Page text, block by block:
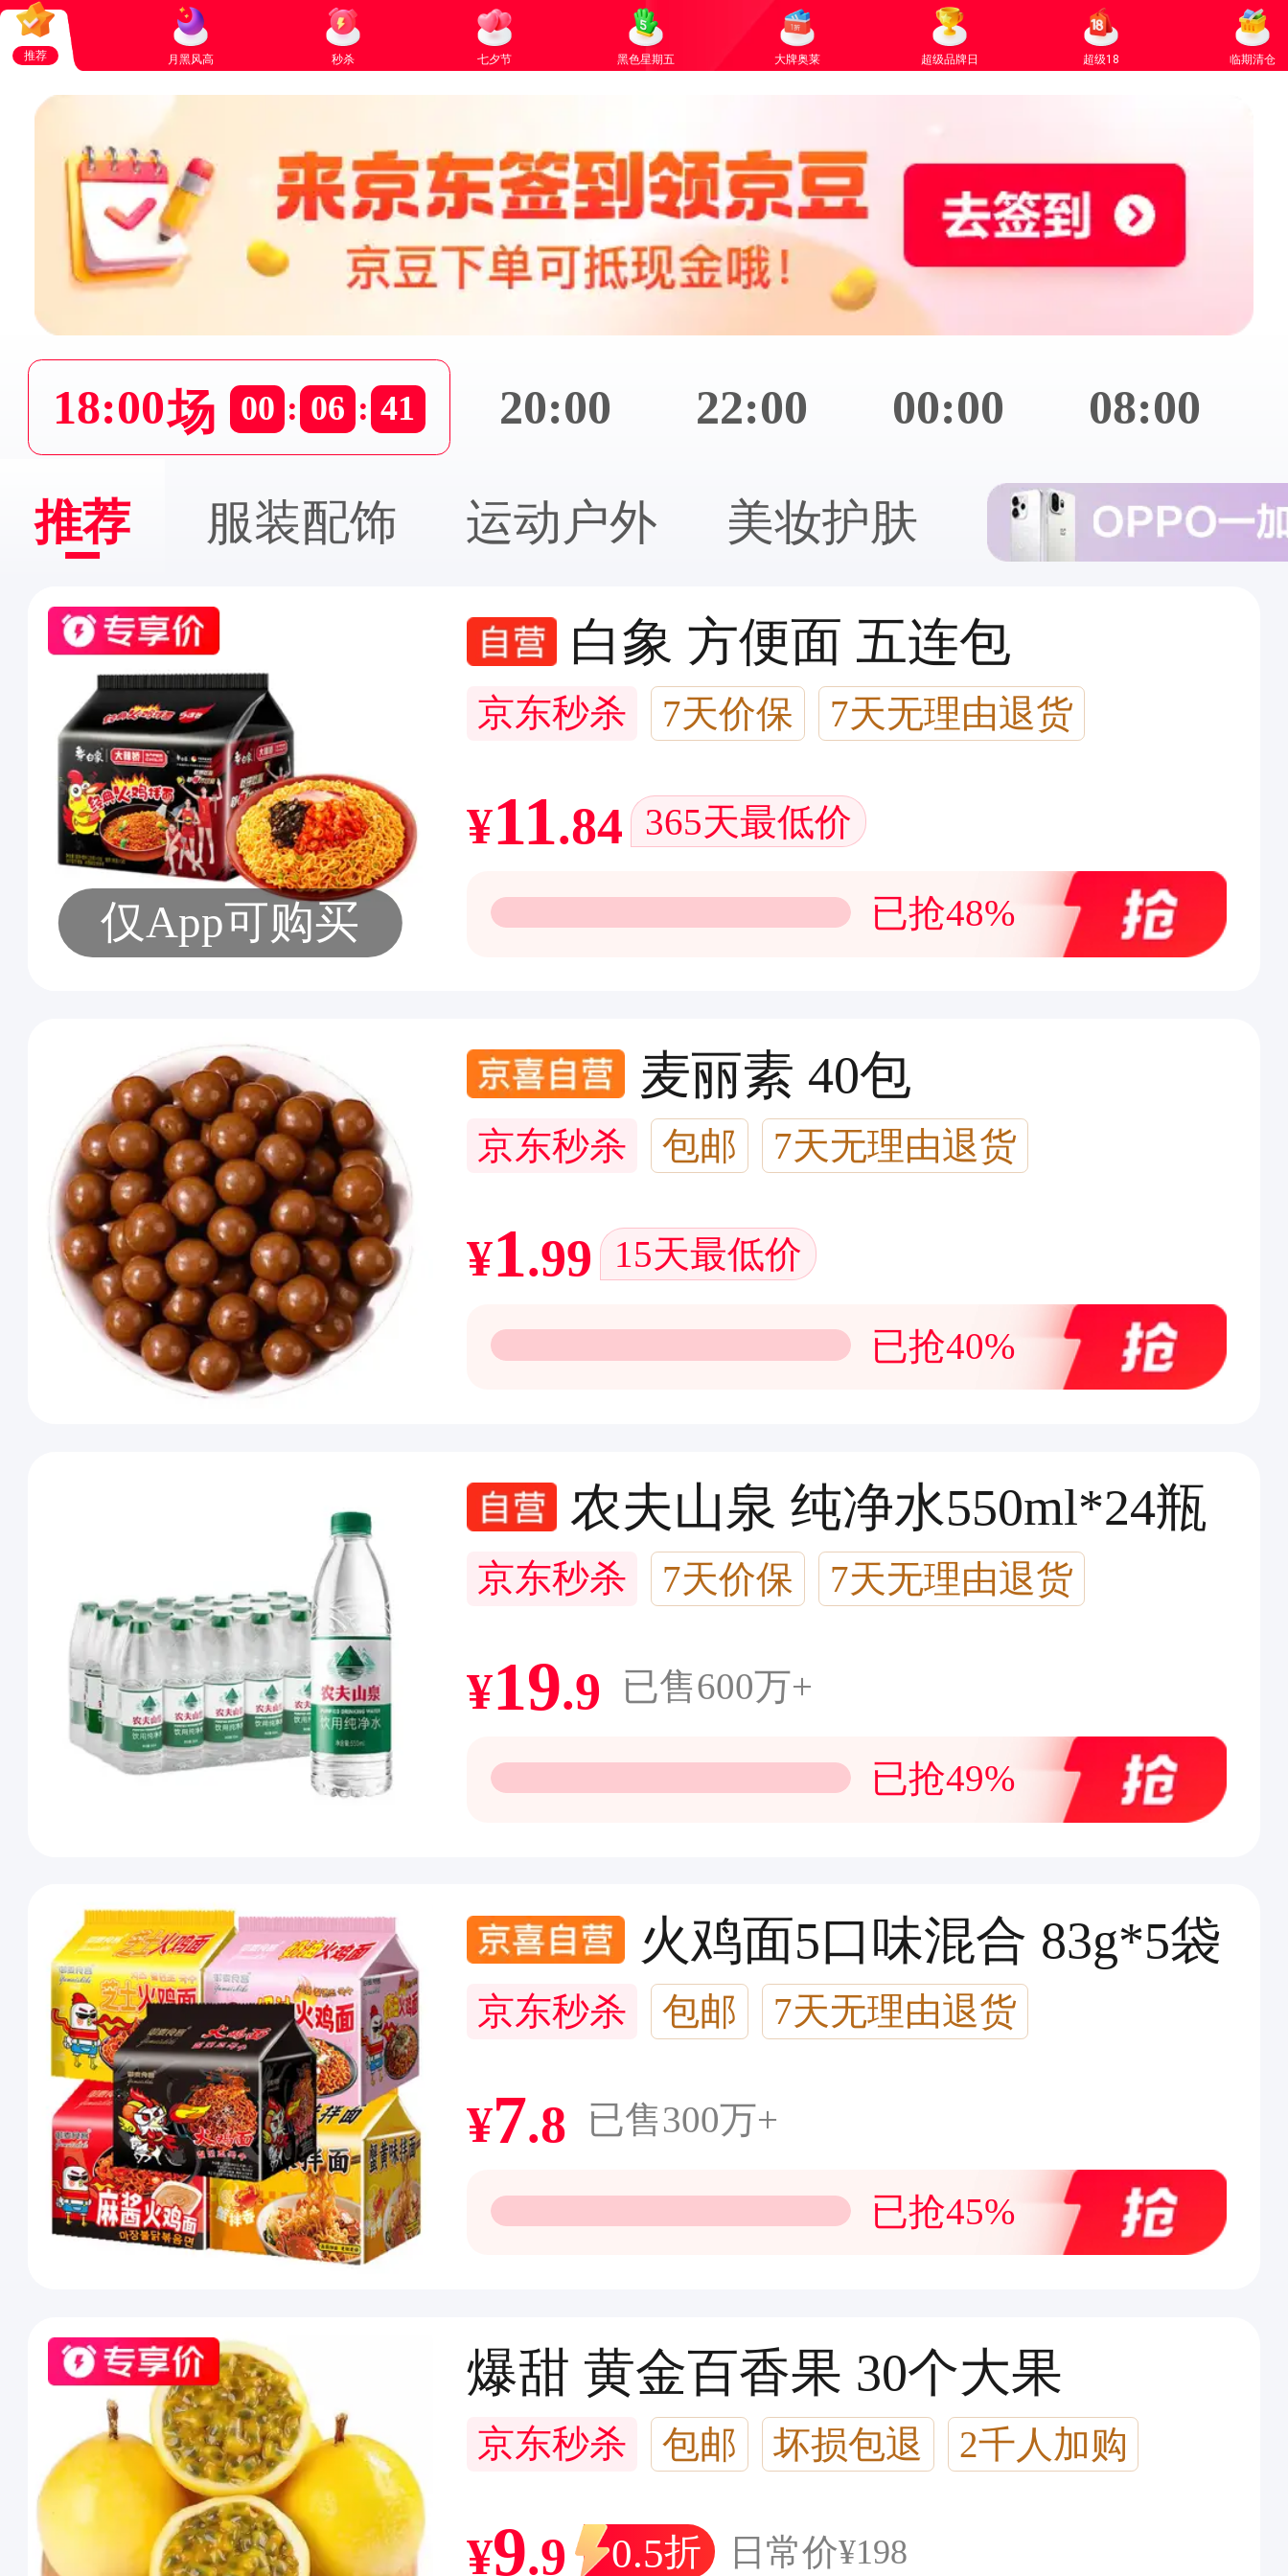
推荐 月黑风高 秒杀 七夕节 黑色星期五 大牌奥莱 超级品牌日 超级18 临期清仓
18:00场 00 : 06 : 41 20:00 22:00 00:00 08:00
推荐 服装配饰 运动户外 美妆护肤
仅App可购买
白象 方便面 五连包
京东秒杀 7天价保
7天无理由退货
¥11.84 365天最低价
已抢48%
麦丽素 40包
京东秒杀 包邮
7天无理由退货
¥1.99 15天最低价
已抢40%
农夫山泉 纯净水550ml*24瓶
京东秒杀 7天价保
7天无理由退货
¥19.9 已售600万+
已抢49%
火鸡面5口味混合 83g*5袋
京东秒杀 包邮
7天无理由退货
¥7.8 已售300万+
已抢45%
爆甜 黄金百香果 30个大果
京东秒杀 包邮 坏损包退 2千人加购
¥9.9 0.5折 日常价¥198